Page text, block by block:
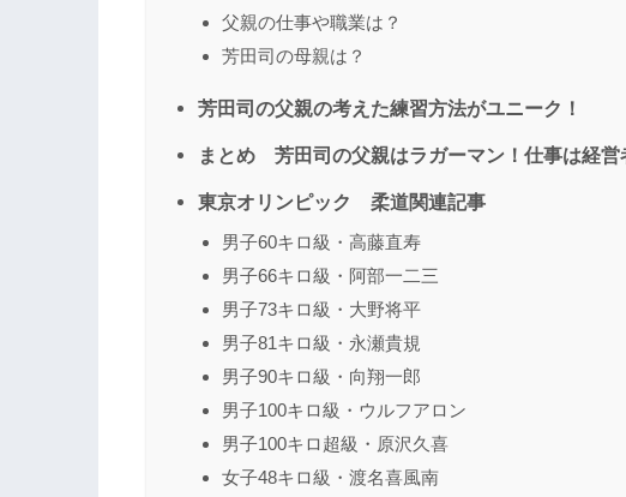
父親の仕事や職業は？
芳田司の母親は？
芳田司の父親の考えた練習方法がユニーク！
まとめ 芳田司の父親はラガーマン！仕事は経営
東京オリンピック 柔道関連記事
男子60キロ級・高藤直寿
男子66キロ級・阿部一二三
男子73キロ級・大野将平
男子81キロ級・永瀬貴規
男子90キロ級・向翔一郎
男子100キロ級・ウルフアロン
男子100キロ超級・原沢久喜
女子48キロ級・渡名喜風南